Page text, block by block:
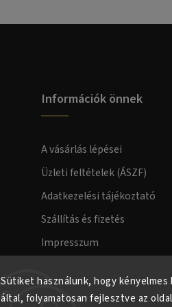
Sütiket használunk, hogy
által, folyamatosan fejlesztve az
Információk önnek
A vásárlás lépései
Üzleti feltételek (ÁSZF)
Adatkezelési tájékoztató
Szállítás és fizetés
Impresszum